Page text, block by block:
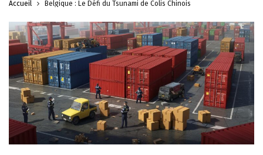
Accueil Belgique : Le Défi du Tsunami de Colis Chinois